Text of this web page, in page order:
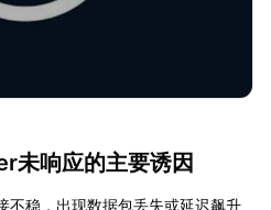
响应的主要诱因
不稳，出现数据包丢失或延迟飙升